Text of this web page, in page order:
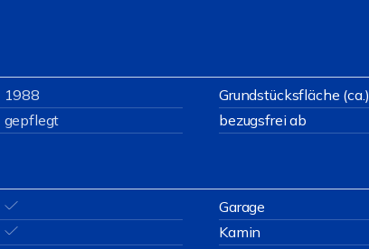
1988 Grundstücksfläche (ca.)
gepflegt bezugsfrei ab
Garage
Kamin